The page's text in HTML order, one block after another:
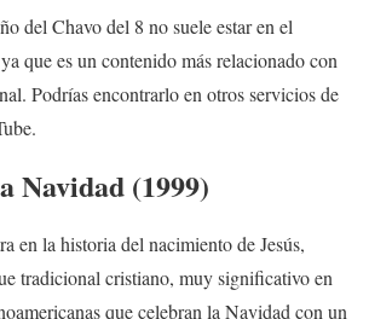
del Chavo del 8 no suele estar en el
que es un contenido más relacionado con
Podrías encontrarlo en otros servicios de
Navidad (1999)
en la historia del nacimiento de Jesús,
tradicional cristiano, muy significativo en
que celebran la Navidad con un